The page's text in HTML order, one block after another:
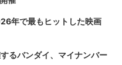
年で最もヒットした映画
るバンダイ、マイナンバー